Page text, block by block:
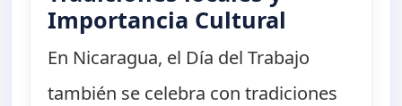
Importancia Cultural
En Nicaragua, el Día del Trabajo
también se celebra con tradiciones